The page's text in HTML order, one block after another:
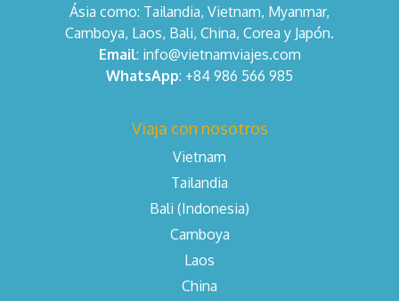
Ásia como: Tailandia, Vietnam, Myanmar,
Camboya, Laos, Bali, China, Corea y Japón.
Email: info@vietnamviajes.com
WhatsApp: +84 986 566 985
Viaja con nosotros
Vietnam
Tailandia
Bali (Indonesia)
Camboya
Laos
China